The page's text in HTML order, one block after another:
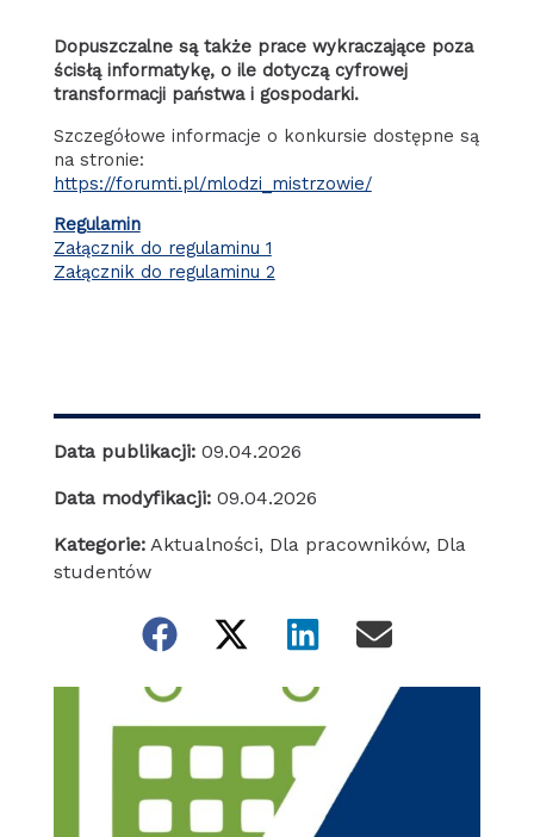
Dopuszczalne są także prace wykraczające poza
ścisłą informatykę, o ile dotyczą cyfrowej
transformacji państwa i gospodarki.
Szczegółowe informacje o konkursie dostępne są
na stronie:
https://forumti.pl/mlodzi_mistrzowie/
Regulamin
Załącznik do regulaminu 1
Załącznik do regulaminu 2
Data publikacji: 09.04.2026
Data modyfikacji: 09.04.2026
Kategorie: Aktualności, Dla pracowników, Dla
studentów